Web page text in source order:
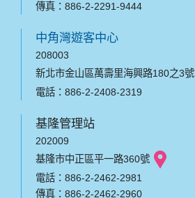
傳真：886-2-2291-9444
中角灣遊客中心
208003
新北市金山區萬壽里海興路180之3號
電話：886-2-2408-2319
基隆管理站
202009
基隆市中正區平一路360號
電話：886-2-2462-2981
傳真：886-2-2462-2960